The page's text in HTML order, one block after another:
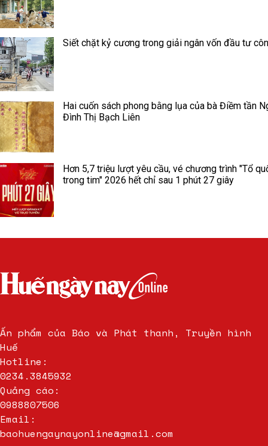
Siết chặt kỷ cương trong giải ngân vốn đầu tư
Hai cuốn sách phong bằng lụa của bà Điềm tần
Đình Thị Bạch Liên
Hơn 5,7 triệu lượt yêu cầu, vé chương trình "Tổ
trong tim" 2026 hết chỉ sau 1 phút 27 giây
Ấn phẩm của Báo và Phát thanh, Truyền hình
Huế
Hotline:
0234.3845932
Quảng cáo:
0988807506
Email:
baohuengaynayonline@gmail.com